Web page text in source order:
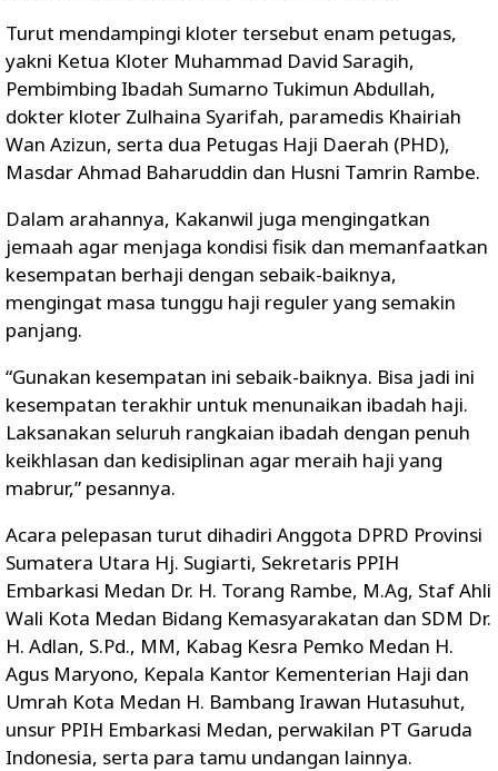
Turut mendampingi kloter tersebut enam petugas,
yakni Ketua Kloter Muhammad David Saragih,
Pembimbing Ibadah Sumarno Tukimun Abdullah,
dokter kloter Zulhaina Syarifah, paramedis Khairiah
Wan Azizun, serta dua Petugas Haji Daerah (PHD),
Masdar Ahmad Baharuddin dan Husni Tamrin Rambe.
Dalam arahannya, Kakanwil juga mengingatkan
jemaah agar menjaga kondisi fisik dan memanfaatkan
kesempatan berhaji dengan sebaik-baiknya,
mengingat masa tunggu haji reguler yang semakin
panjang.
“Gunakan kesempatan ini sebaik-baiknya. Bisa jadi ini
kesempatan terakhir untuk menunaikan ibadah haji.
Laksanakan seluruh rangkaian ibadah dengan penuh
keikhlasan dan kedisiplinan agar meraih haji yang
mabrur,” pesannya.
Acara pelepasan turut dihadiri Anggota DPRD Provinsi
Sumatera Utara Hj. Sugiarti, Sekretaris PPIH
Embarkasi Medan Dr. H. Torang Rambe, M.Ag, Staf Ahli
Wali Kota Medan Bidang Kemasyarakatan dan SDM Dr.
H. Adlan, S.Pd., MM, Kabag Kesra Pemko Medan H.
Agus Maryono, Kepala Kantor Kementerian Haji dan
Umrah Kota Medan H. Bambang Irawan Hutasuhut,
unsur PPIH Embarkasi Medan, perwakilan PT Garuda
Indonesia, serta para tamu undangan lainnya.